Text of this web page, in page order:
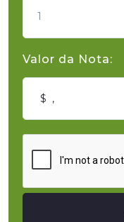
1
Valor da Nota: